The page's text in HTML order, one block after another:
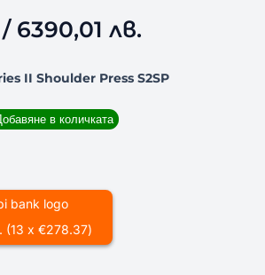
6390,01 лв.
II Shoulder Press S2SP
в количката
(13 x €278.37)